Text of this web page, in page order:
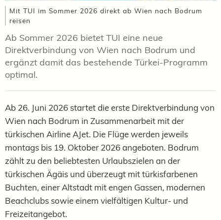
Mit TUI im Sommer 2026 direkt ab Wien nach Bodrum
reisen
Ab Sommer 2026 bietet TUI eine neue
Direktverbindung von Wien nach Bodrum und
ergänzt damit das bestehende Türkei-Programm
optimal.
Ab 26. Juni 2026 startet die erste Direktverbindung von
Wien nach Bodrum in Zusammenarbeit mit der
türkischen Airline AJet. Die Flüge werden jeweils
montags bis 19. Oktober 2026 angeboten. Bodrum
zählt zu den beliebtesten Urlaubszielen an der
türkischen Ägäis und überzeugt mit türkisfarbenen
Buchten, einer Altstadt mit engen Gassen, modernen
Beachclubs sowie einem vielfältigen Kultur- und
Freizeitangebot.